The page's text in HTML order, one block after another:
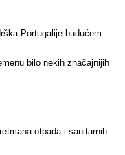
Portugal ije budućem
bilo nekih značajnijih
aotpada i sanitarnih